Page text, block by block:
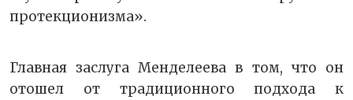
протекционизма».
Главная заслуга Менделеева в том, что он
отошел от традиционного подхода к